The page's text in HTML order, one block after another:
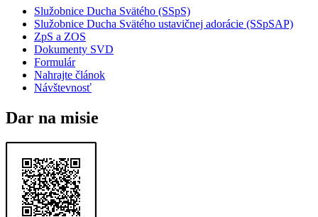
Služobnice Ducha Svätého (SSpS)
Služobnice Ducha Svätého ustavičnej adorácie (SSpSAP)
ZpS a ZOS
Dokumenty SVD
Formulár
Nahrajte článok
Návštevnosť
Dar na misie